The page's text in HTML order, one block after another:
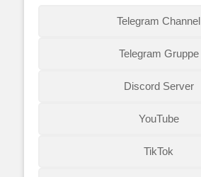
Telegram Channel
Telegram Gruppe
Discord Server
YouTube
TikTok